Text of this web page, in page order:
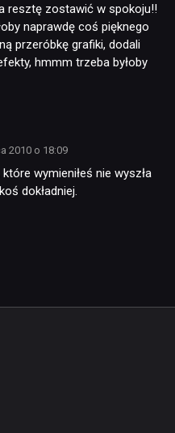
resztę zostawić w spokoju!!
naprawdę coś pięknego
przeróbkę grafiki, dodali
hmmm trzeba byłoby
2010 o 18:09
wymieniłeś nie wyszła
dokładniej.